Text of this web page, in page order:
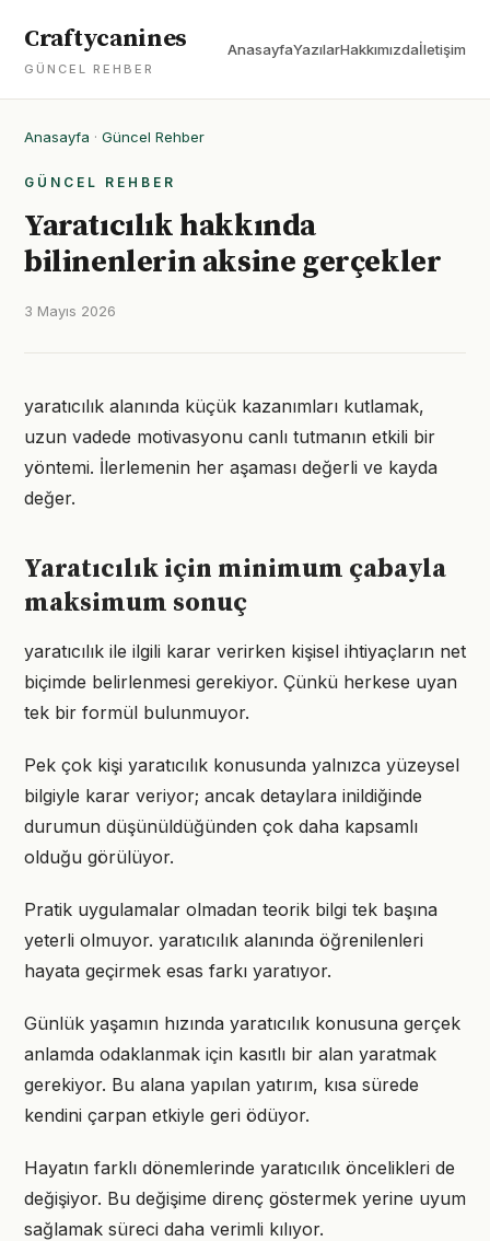
Craftycanines
GÜNCEL REHBER
AnasayfaYazılarHakkımızdaİletişim
Anasayfa · Güncel Rehber
GÜNCEL REHBER
Yaratıcılık hakkında
bilinenlerin aksine gerçekler
3 Mayıs 2026
yaratıcılık alanında küçük kazanımları kutlamak,
uzun vadede motivasyonu canlı tutmanın etkili bir
yöntemi. İlerlemenin her aşaması değerli ve kayda
değer.
Yaratıcılık için minimum çabayla
maksimum sonuç
yaratıcılık ile ilgili karar verirken kişisel ihtiyaçların net
biçimde belirlenmesi gerekiyor. Çünkü herkese uyan
tek bir formül bulunmuyor.
Pek çok kişi yaratıcılık konusunda yalnızca yüzeysel
bilgiyle karar veriyor; ancak detaylara inildiğinde
durumun düşünüldüğünden çok daha kapsamlı
olduğu görülüyor.
Pratik uygulamalar olmadan teorik bilgi tek başına
yeterli olmuyor. yaratıcılık alanında öğrenilenleri
hayata geçirmek esas farkı yaratıyor.
Günlük yaşamın hızında yaratıcılık konusuna gerçek
anlamda odaklanmak için kasıtlı bir alan yaratmak
gerekiyor. Bu alana yapılan yatırım, kısa sürede
kendini çarpan etkiyle geri ödüyor.
Hayatın farklı dönemlerinde yaratıcılık öncelikleri de
değişiyor. Bu değişime direnç göstermek yerine uyum
sağlamak süreci daha verimli kılıyor.